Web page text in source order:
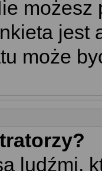
jest
może
ludźmi,